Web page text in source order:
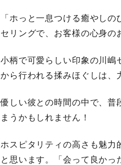
「ホっと一息つける癒やし
セリングで、お客様の心身の
小柄で可愛らしい印象の川嶋
から行われる揉みほぐしは、
優しい彼との時間の中で、普
まうかもしれません！
ホスピタリティの高さも魅力
と思います。「会って良かっ